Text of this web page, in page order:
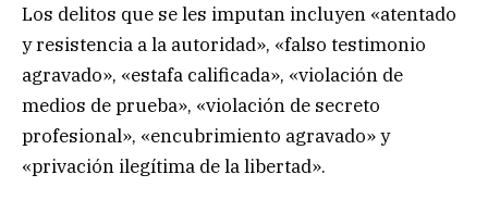
Los delitos que se les imputan incluyen «atentado
y resistencia a la autoridad», «falso testimonio
agravado», «estafa calificada», «violación de
medios de prueba», «violación de secreto
profesional», «encubrimiento agravado» y
«privación ilegítima de la libertad».